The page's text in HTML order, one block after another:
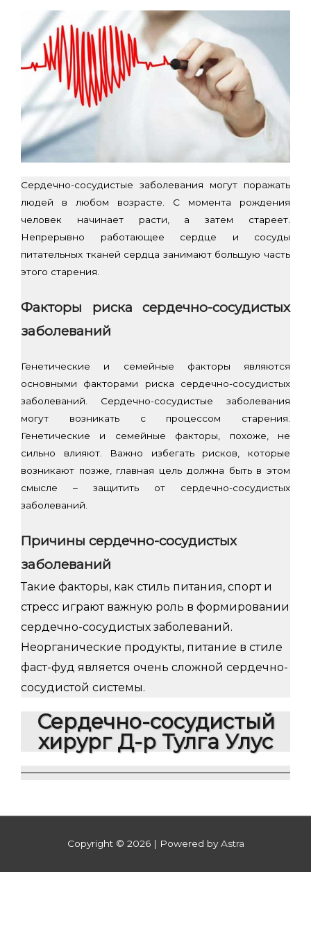
Сердечно-сосудистые заболевания могут поражать
людей в любом возрасте. С момента рождения
человек начинает расти, а затем стареет.
Непрерывно работающее сердце и сосуды
питательных тканей сердца занимают большую часть
этого старения.
Факторы риска сердечно-сосудистых
заболеваний
Генетические и семейные факторы являются
основными факторами риска сердечно-сосудистых
заболеваний. Сердечно-сосудистые заболевания
могут возникать с процессом старения.
Генетические и семейные факторы, похоже, не
сильно влияют. Важно избегать рисков, которые
возникают позже, главная цель должна быть в этом
смысле – защитить от сердечно-сосудистых
заболеваний.
Причины сердечно-сосудистых
заболеваний
Такие факторы, как стиль питания, спорт и
стресс играют важную роль в формировании
сердечно-сосудистых заболеваний.
Неорганические продукты, питание в стиле
фаст-фуд является очень сложной сердечно-
сосудистой системы.
Сердечно-сосудистый
хирург Д-р Тулга Улус
Copyright © 2026 | Powered byAstra